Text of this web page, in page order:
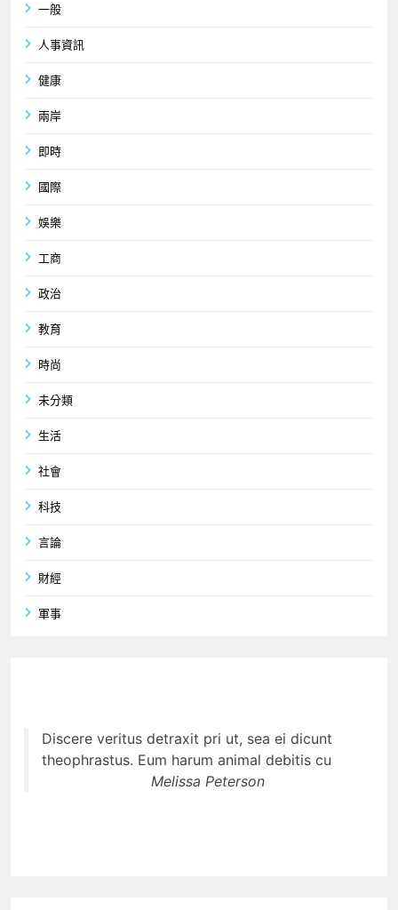
一般
人事資訊
健康
兩岸
即時
國際
娛樂
工商
政治
教育
時尚
未分類
生活
社會
科技
言論
財經
軍事
Discere veritus detraxit pri ut, sea ei dicunt
theophrastus. Eum harum animal debitis cu
Melissa Peterson